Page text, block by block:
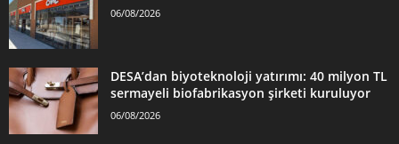
06/08/2026
DESA’dan biyoteknoloji yatırımı: 40 milyon TL
sermayeli biofabrikasyon şirketi kuruluyor
06/08/2026